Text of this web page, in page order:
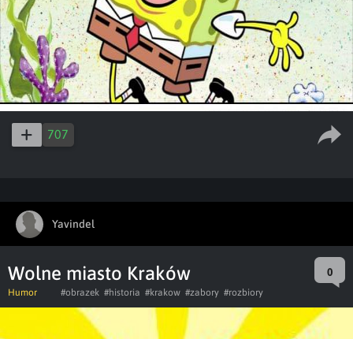
707
Yavindel
Wolne miasto Kraków 0
Humor #obrazek #historia #krakow #zabory #rozbiory